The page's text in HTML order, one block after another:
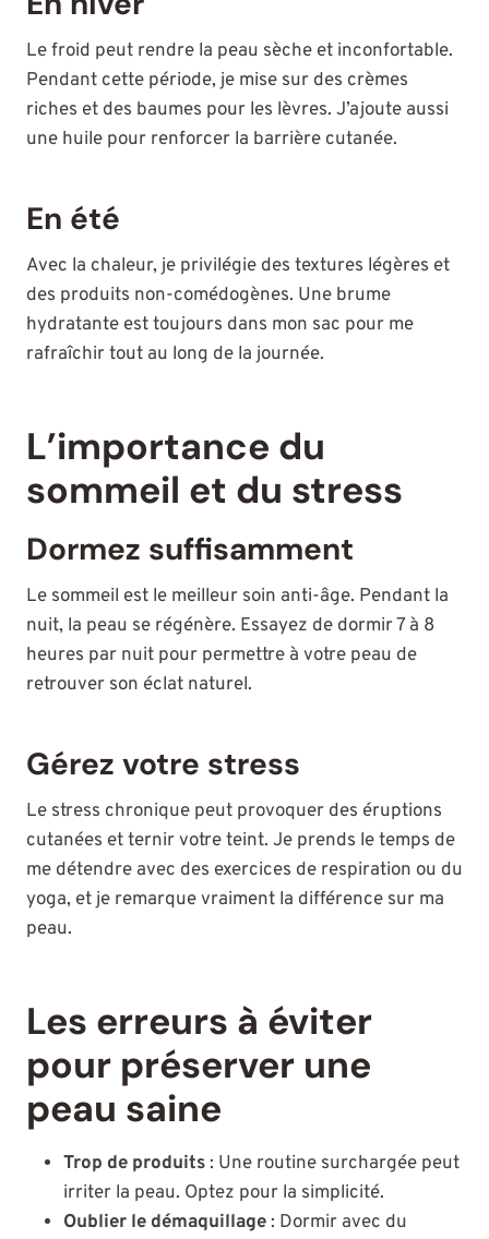
Le froid peut rendre la peau sèche et inconfortable.
Pendant cette période, je mise sur des crèmes
riches et des baumes pour les lèvres. J’ajoute aussi
une huile pour renforcer la barrière cutanée.
En été
Avec la chaleur, je privilégie des textures légères et
des produits non-comédogènes. Une brume
hydratante est toujours dans mon sac pour me
rafraîchir tout au long de la journée.
L’importance du
sommeil et du stress
Dormez suffisamment
Le sommeil est le meilleur soin anti-âge. Pendant la
nuit, la peau se régénère. Essayez de dormir 7 à 8
heures par nuit pour permettre à votre peau de
retrouver son éclat naturel.
Gérez votre stress
Le stress chronique peut provoquer des éruptions
cutanées et ternir votre teint. Je prends le temps de
me détendre avec des exercices de respiration ou du
yoga, et je remarque vraiment la différence sur ma
peau.
Les erreurs à éviter
pour préserver une
peau saine
Trop de produits: Une routine surchargée peut
irriter la peau. Optez pour la simplicité.
Oublier le démaquillage: Dormir avec du